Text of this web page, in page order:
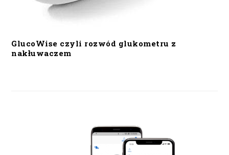
GlucoWise czyli rozwód glukometru z
nakłuwaczem